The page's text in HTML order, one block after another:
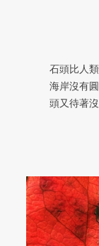
石頭比人
海岸沒有
頭又待著